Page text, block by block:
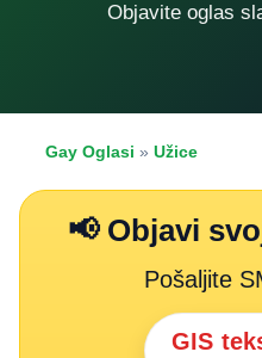
Objavite oglas
Gay Oglasi » Užice
📢 Objavi
Pošaljite
GIS